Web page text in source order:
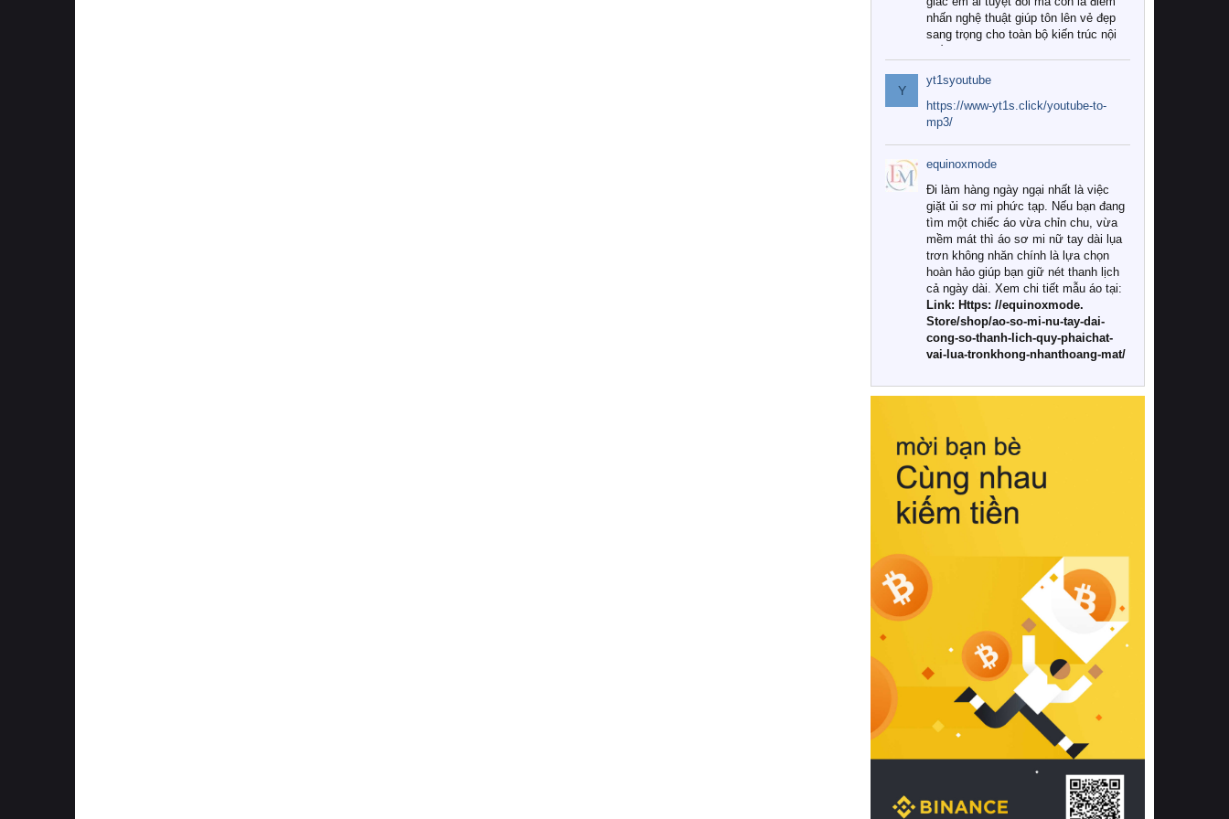
nhấn nghệ thuật giúp tôn lên vẻ đẹp
sang trọng cho toàn bộ kiến trúc nội
Tuy nhiên, giữa thị trường đa dạng
với vô vàn thương hiệu và mẫu mã
như hiện nay, làm thế nào để chọn
được những bộ chăn ga gối đệm cao
cấp thực sự chất lượng, phù hợp với
khí hậu và nhu cầu sử dụng của gia
đình? Hãy cùng chúng tôi đi tìm lời
giải đáp chi tiết qua bài viết dưới đây.
1. Tại sao các gia đình hiện đại lại ưa
chuộng chăn ga gối đệm cao cấp?
Khác với các dòng sản phẩm thông
thường, những bộ chăn ga gối đệm
cao cấp trải qua quy trình sản xuất
nghiêm ngặt từ khâu chọn lọc nguyên
liệu tự nhiên đến công nghệ dệt
nhuộm hiện đại không chứa hóa chất
này, bạn sẽ cảm nhận rõ rệt sự khác
hồi chuẩn xác của phần đệm nâng đỡ
cột sống.
Bên cạnh đó, việc lựa chọn các dòng
sản phẩm đạt chuẩn chất lượng quốc
tế còn giúp ngăn ngừa tình trạng kích
khuẩn và nấm mốc trong điều kiện
thời tiết nóng ẩm. Bạn có thể tìm hiểu
thêm các nghiên cứu khoa học về tác
động của giấc ngủ và môi trường
phòng ngủ đối với sức khỏe con
người tại Sleep Foundation (External
Link) để có cái nhìn toàn diện hơn.
2. Các tiêu chí vàng khi lựa chọn
chăn ga gối đệm cao cấp cho phòng
ngủ
Để sở hữu một bộ chăn ga gối đệm
cao cấp hoàn hảo cả về thẩm mỹ lẫn
công năng, người tiêu dùng cần cân
nhắc kỹ lưỡng các tiêu chí quan trọng
Y
yt1syoutube
https://www-yt1s.click/youtube-to-
mp3/
equinoxmode
Đi làm hàng ngày ngại nhất là việc
giặt ủi sơ mi phức tạp. Nếu bạn đang
tìm một chiếc áo vừa chỉn chu, vừa
mềm mát thì áo sơ mi nữ tay dài lụa
trơn không nhăn chính là lựa chọn
hoàn hảo giúp bạn giữ nét thanh lịch
cả ngày dài. Xem chi tiết mẫu áo tại:
Link: Https: //equinoxmode.
Store/shop/ao-so-mi-nu-tay-dai-
cong-so-thanh-lich-quy-phaichat-
vai-lua-tronkhong-nhanthoang-mat/